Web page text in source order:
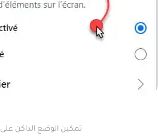
تمكين الوضع الداكن على Facebook